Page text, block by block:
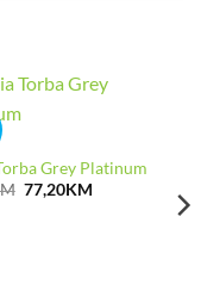
Grey Platinum
Izvorna
cijena
77,20KMTrenutna